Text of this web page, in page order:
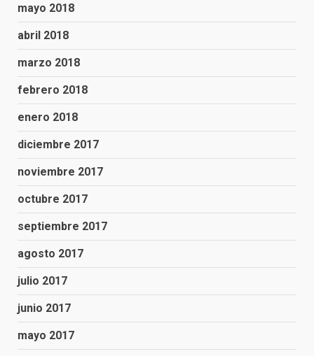
mayo 2018
abril 2018
marzo 2018
febrero 2018
enero 2018
diciembre 2017
noviembre 2017
octubre 2017
septiembre 2017
agosto 2017
julio 2017
junio 2017
mayo 2017